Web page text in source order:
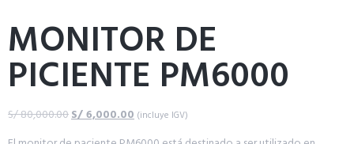
MONITOR DE
PICIENTE PM6000
S/80,000.00S/6,000.00 (incluye IGV)